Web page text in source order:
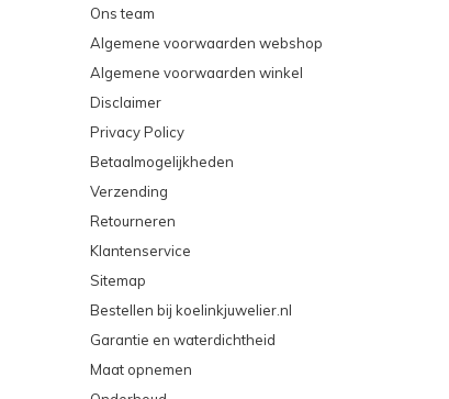
Ons team
Algemene voorwaarden webshop
Algemene voorwaarden winkel
Disclaimer
Privacy Policy
Betaalmogelijkheden
Verzending
Retourneren
Klantenservice
Sitemap
Bestellen bij koelinkjuwelier.nl
Garantie en waterdichtheid
Maat opnemen